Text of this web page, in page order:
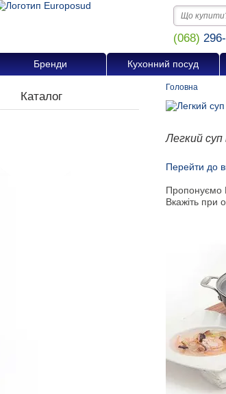
(068)
Бренди Кухонний посуд
Каталог
Головна
Легкий суп
Перейти до
Пропонуємо
Вкажіть при